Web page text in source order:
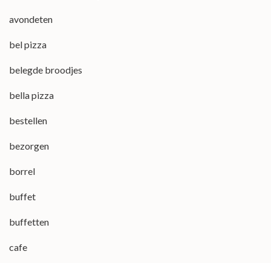
avondeten
bel pizza
belegde broodjes
bella pizza
bestellen
bezorgen
borrel
buffet
buffetten
cafe